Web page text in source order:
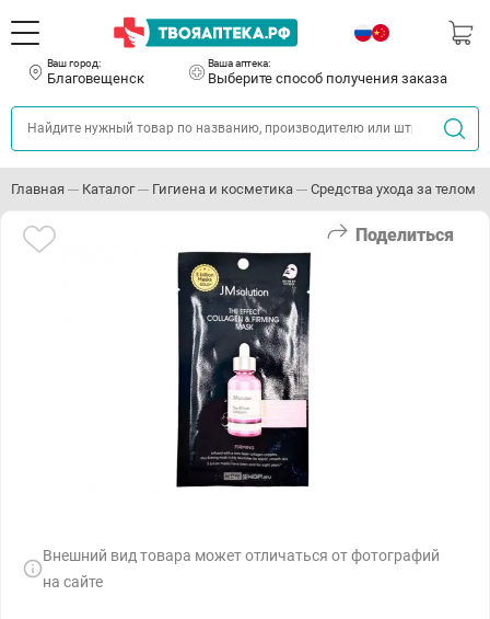
Ваш город:
Благовещенск
Ваша аптека:
Выберите способ получения заказа
Главная Каталог Гигиена и косметика Средства ухода за телом
Поделиться
Внешний вид товара может отличаться от фотографий
на сайте